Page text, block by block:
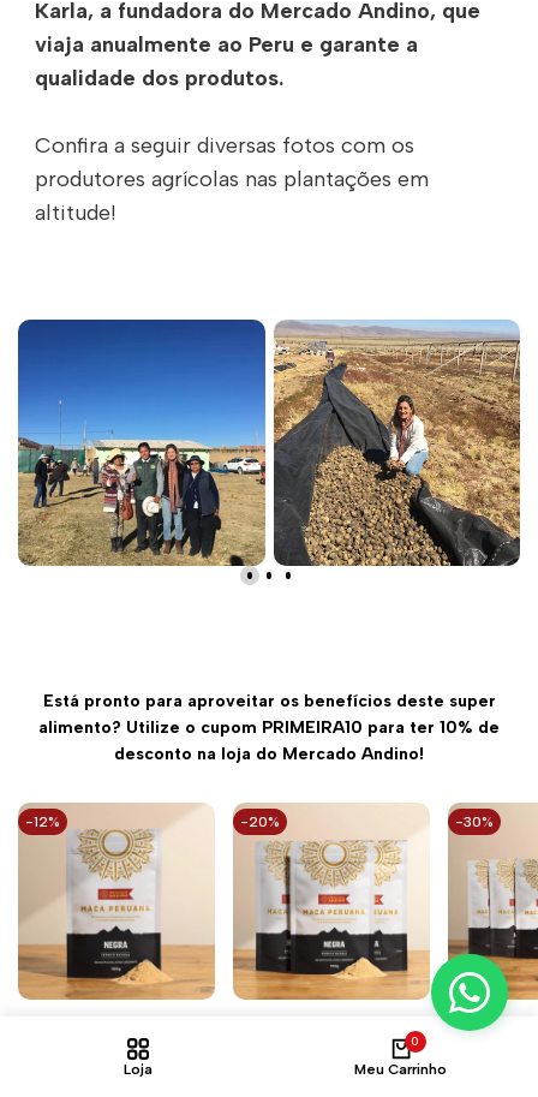
Karla, a fundadora do Mercado Andino, que
viaja anualmente ao Peru e garante a
qualidade dos produtos.
Confira a seguir diversas fotos com os
produtores agrícolas nas plantações em
altitude!
Está pronto para aproveitar os benefícios deste super
alimento? Utilize o cupom PRIMEIRA10 para ter 10% de
desconto na loja do Mercado Andino!
-12%
100g
Preço
R$ 67,90
-20%
3 Pacotes de 100g
Preço
R$ 184,90
-30%
Maca
Loja
0
Meu Carrinho